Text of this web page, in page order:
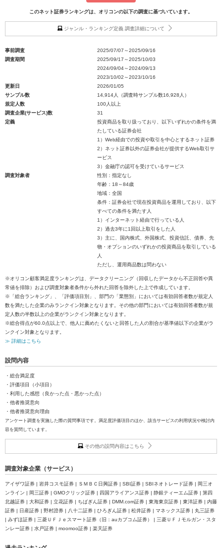
このネット証券ランキングは、オリコンの以下の調査に基づいています。
ジャンル・ランキング定義 調査詳細について
事前調査
2025/07/07～2025/09/16
調査期間
2025/09/17～2025/10/03
2024/09/04～2024/09/13
2023/10/02～2023/10/16
更新日
2026/01/05
サンプル数
14,914人（調査時サンプル数16,928人）
規定人数
100人以上
調査企業(サービス)数
31
定義
投資商品を取り扱っており、以下いずれかの条件を満
たしている証券会社
1）Web経由での投資や取引を中心とするネット証券
2）ネット証券以外の証券会社が提供するWeb取引サ
ービス
3）金融庁の認可を受けているサービス
調査対象者
性別：指定なし
年齢：18～84歳
地域：全国
条件：証券会社で現在投資商品を運用しており、以下
すべての条件を満たす人
1）インターネット経由で行っている人
2）過去3年に1回以上取引をした人
3）主に、国内株式、外国株式、投資信託、債券、先
物・オプションのいずれかの投資商品を取引している
人
ただし、運用商品数は問わない
※オリコン顧客満足度ランキングは、データクリーニング（回収したデータから不正回答や異
常値を排除）および調査対象者条件から外れた回答を除外した上で作成しています。
※「総合ランキング」、「評価項目別」、部門の「業態別」においては有効回答者数が規定人
数を満たした企業のみランクイン対象となります。その他の部門においては有効回答者数が規
定人数の半数以上の企業がランクイン対象となります。
※総合得点が60.0点以上で、他人に薦めたくないと回答した人の割合が基準値以下の企業がラ
ンクイン対象となります。
≫ 詳細はこちら
設問内容
・総合満足度
・評価項目（小項目）
・利用した感想（良かった点・悪かった点）
・他者推奨意向
・他者推奨意向理由
アンケート調査を実施した際の質問事項です。満足度評価項目のほか、該当サービスの利用状況や検討内
容を質問しています。
その他の設問内容はこちら
調査対象企業（サービス）
アイザワ証券 | 岩井コスモ証券 | ＳＭＢＣ日興証券 | SBI証券 | SBIネオトレード証券 | 岡三オ
ンライン | 岡三証券 | GMOクリック証券 | 四国アライアンス証券 | 静銀ティーエム証券 | 第四
北越証券 | 大和証券 | 立花証券 | ちばぎん証券 | DMM.com証券 | 東海東京証券 | 東洋証券 | 内藤
証券 | 日産証券 | 野村證券 | 八十二証券 | ひろぎん証券 | 松井証券 | マネックス証券 | 丸三証券
| みずほ証券 | 三菱ＵＦＪｅスマート証券（旧：auカブコム証券） | 三菱ＵＦＪモルガン・スタ
ンレー証券 | 水戸証券 | moomoo証券 | 楽天証券